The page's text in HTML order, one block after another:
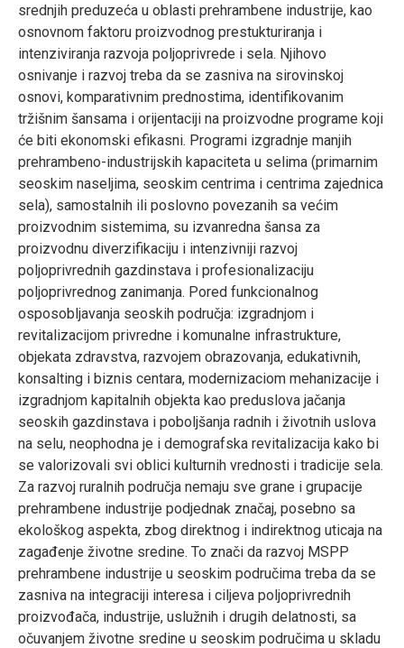
srednjih preduzeća u oblasti prehrambene industrije, kao
osnovnom faktoru proizvodnog prestukturiranja i
intenziviranja razvoja poljoprivrede i sela. Njihovo
osnivanje i razvoj treba da se zasniva na sirovinskoj
osnovi, komparativnim prednostima, identifikovanim
tržišnim šansama i orijentaciji na proizvodne programe koji
će biti ekonomski efikasni. Programi izgradnje manjih
prehrambeno-industrijskih kapaciteta u selima (primarnim
seoskim naseljima, seoskim centrima i centrima zajednica
sela), samostalnih ili poslovno povezanih sa većim
proizvodnim sistemima, su izvanredna šansa za
proizvodnu diverzifikaciju i intenzivniji razvoj
poljoprivrednih gazdinstava i profesionalizaciju
poljoprivrednog zanimanja. Pored funkcionalnog
osposobljavanja seoskih područja: izgradnjom i
revitalizacijom privredne i komunalne infrastrukture,
objekata zdravstva, razvojem obrazovanja, edukativnih,
konsalting i biznis centara, modernizaciom mehanizacije i
izgradnjom kapitalnih objekta kao preduslova jačanja
seoskih gazdinstava i poboljšanja radnih i životnih uslova
na selu, neophodna je i demografska revitalizacija kako bi
se valorizovali svi oblici kulturnih vrednosti i tradicije sela.
Za razvoj ruralnih područja nemaju sve grane i grupacije
prehrambene industrije podjednak značaj, posebno sa
ekološkog aspekta, zbog direktnog i indirektnog uticaja na
zagađenje životne sredine. To znači da razvoj MSPP
prehrambene industrije u seoskim područima treba da se
zasniva na integraciji interesa i ciljeva poljoprivrednih
proizvođača, industrije, uslužnih i drugih delatnosti, sa
očuvanjem životne sredine u seoskim područima u skladu